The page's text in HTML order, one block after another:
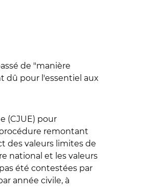
de "manière
dû pour l'essentiel aux
(CJUE) pour
remontant
des valeurs limites de
national et les valeurs
été contestées par
année civile, à